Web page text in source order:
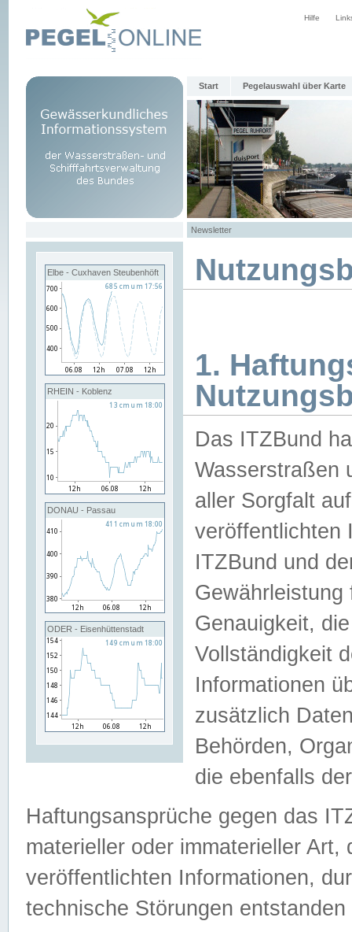
Hilfe
Start Pegelauswahl über Karte
Newsletter
Elbe - Cuxhaven Steubenhöft
RHEIN - Koblenz
DONAU - Passau
ODER - Eisenhüttenstadt
1.
Das ITZBund
Wasserstraßen
aller Sorgfalt
veröffentlichten
ITZBund und
Genauigkeit,
Vollständigkeit
Informationen
zusätzlich
Behörden,
die ebenfalls
Haftungsansprüche gegen das
materieller oder immaterieller
veröffentlichten Informationen,
technische Störungen